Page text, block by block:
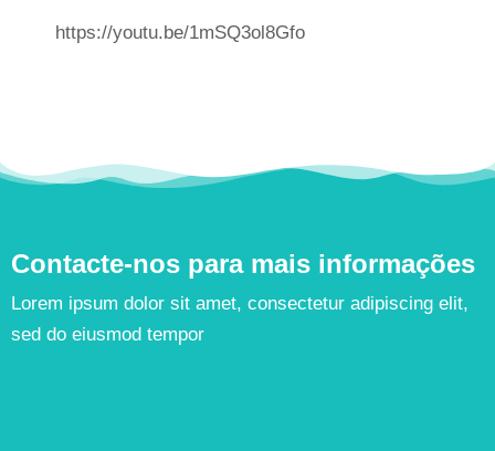
https://youtu.be/1mSQ3ol8Gfo
Contacte-nos para mais informações
Lorem ipsum dolor sit amet, consectetur adipiscing elit,
sed do eiusmod tempor